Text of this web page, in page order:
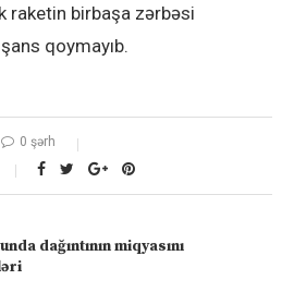
raketin birbaşa zərbəsi
qoymayıb.
0 şərh
dağıntının miqyasını